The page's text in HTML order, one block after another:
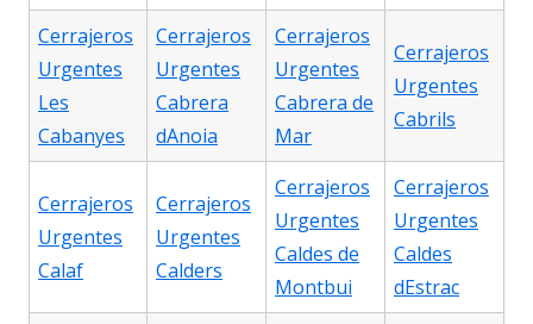
Cerrajeros
Urgentes
Les
Cabanyes
Cerrajeros
Urgentes
Cabrera
dAnoia
Cerrajeros
Urgentes
Cabrera de
Mar
Cerrajeros
Urgentes
Cabrils
Cerrajeros
Urgentes
Calaf
Cerrajeros
Urgentes
Calders
Cerrajeros
Urgentes
Caldes de
Montbui
Cerrajeros
Urgentes
Caldes
dEstrac